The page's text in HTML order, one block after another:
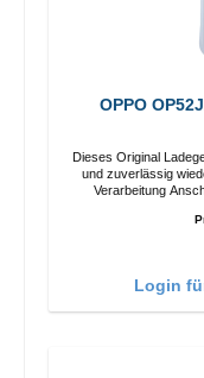
OPPO
Dieses Original
und zuverlässig wieder
Login